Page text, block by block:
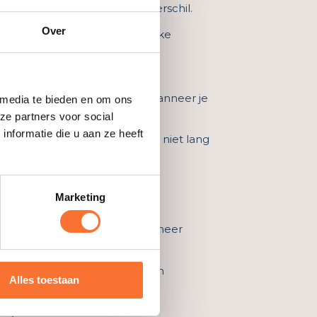
Over
te bieden en om ons
partners voor social
die u aan ze heeft
Marketing
Alles toestaan
maakt al een groot verschil.
het zomaar zijn dat een sterke
reactie te geven, ook wanneer je
om te solliciteren. Het hoeft niet lang
delen hun ervaringen. Wanneer
je professioneel, snel en
worden.